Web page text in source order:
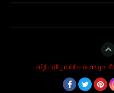
© جريدة شيفاتايمز الإخباريّة